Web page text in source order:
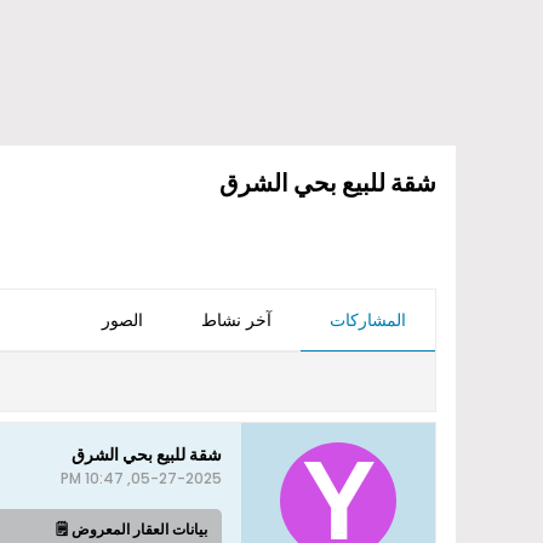
شقة للبيع بحي الشرق
المشاركات آخر نشاط الصور
شقة للبيع بحي الشرق
05-27-2025, 10:47 PM
بيانات العقار المعروض 🗒️